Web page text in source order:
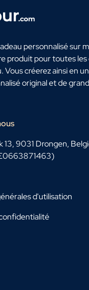
personnalisé sur
produit pour toutes
Vous créerez ainsi en
original et de
13, 9031 Drongen,
d'utilisation